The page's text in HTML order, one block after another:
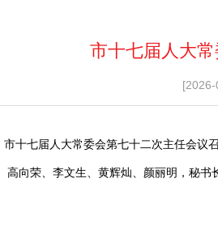
市十七届人大
十七届人大常委会第七十二次主任会议
高向荣、李文生、黄辉灿、颜丽明，秘书